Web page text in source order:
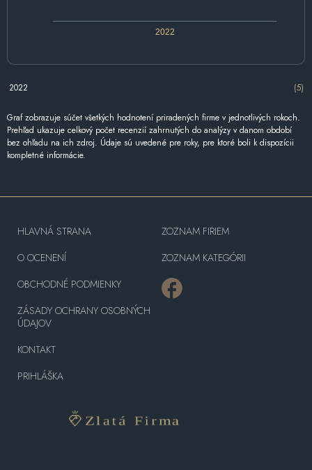
2022
2022 (5)
Graf zobrazuje súčet všetkých hodnotení priradených firme v jednotlivých rokoch.
Prehľad ukazuje celkový počet recenzií zahrnutých do analýzy v danom období
bez ohľadu na ich zdroj. Údaje sú uvedené pre roky, pre ktoré boli k dispozícii
kompletné informácie.
HLAVNÁ STRANA
O OCENENÍ
OBCHODNÉ PODMIENKY
ZÁSADY OCHRANY OSOBNÝCH
ÚDAJOV
KONTAKT
PRIHLÁŠKA
ZOZNAM FIRIEM
ZOZNAM KATEGÓRII